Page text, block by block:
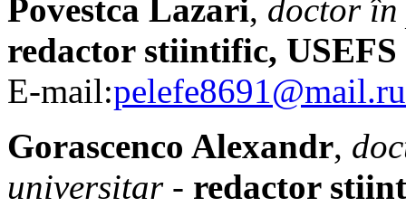
Povestca Lazari, doctor în
redactor stiintific, USEFS
E-mail:pelefe8691@mail.ru
Gorascenco Alexandr,
universitar- redactor